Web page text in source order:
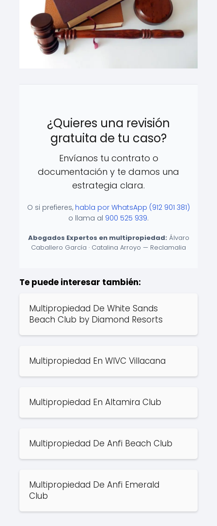
¿Quieres una revisión
gratuita de tu caso?
Envíanos tu contrato o
documentación y te damos una
estrategia clara.
O si prefieres, habla por WhatsApp (912 901 381)
o llama al 900 525 939.
Abogados Expertos en multipropiedad: Álvaro
Caballero García · Catalina Arroyo — Reclamalia
Te puede interesar también:
Multipropiedad De White Sands
Beach Club by Diamond Resorts
Multipropiedad En WIVC Villacana
Multipropiedad En Altamira Club
Multipropiedad De Anfi Beach Club
Multipropiedad De Anfi Emerald
Club